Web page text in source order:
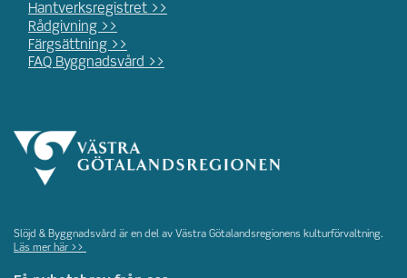
Hantverksregistret >>
Rådgivning >>
Färgsättning >>
FAQ Byggnadsvård >>
Slöjd & Byggnadsvård är en del av Västra Götalandsregionens kulturförvaltning.
Läs mer här >>